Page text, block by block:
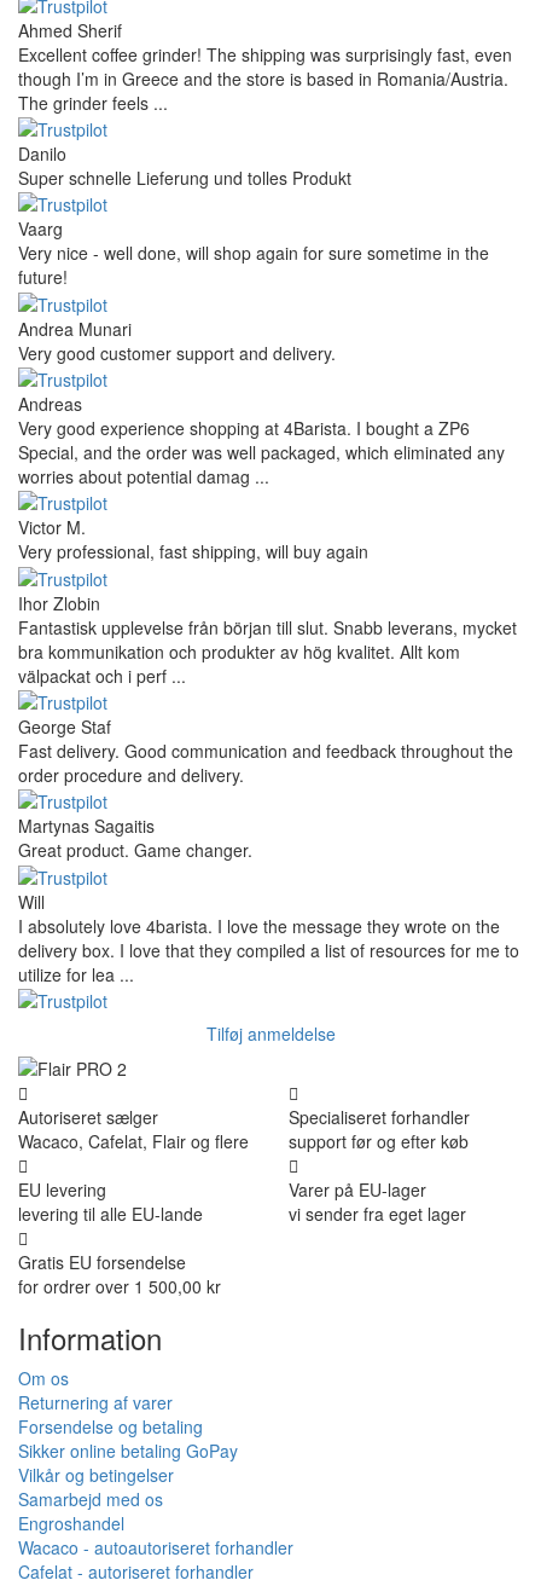
Ahmed Sherif
Excellent coffee grinder! The shipping was surprisingly fast, even
though I’m in Greece and the store is based in Romania/Austria.
The grinder feels ...
Danilo
Super schnelle Lieferung und tolles Produkt
Vaarg
Very nice - well done, will shop again for sure sometime in the
future!
Andrea Munari
Very good customer support and delivery.
Andreas
Very good experience shopping at 4Barista. I bought a ZP6
Special, and the order was well packaged, which eliminated any
worries about potential damag ...
Victor M.
Very professional, fast shipping, will buy again
Ihor Zlobin
Fantastisk upplevelse från början till slut. Snabb leverans, mycket
bra kommunikation och produkter av hög kvalitet. Allt kom
välpackat och i perf ...
George Staf
Fast delivery. Good communication and feedback throughout the
order procedure and delivery.
Martynas Sagaitis
Great product. Game changer.
Will
I absolutely love 4barista. I love the message they wrote on the
delivery box. I love that they compiled a list of resources for me to
utilize for lea ...
Tilføj anmeldelse
Autoriseret sælger
Wacaco, Cafelat, Flair og flere
Specialiseret forhandler
support før og efter køb
EU levering
levering til alle EU-lande
Varer på EU-lager
vi sender fra eget lager
Gratis EU forsendelse
for ordrer over 1 500,00 kr
Information
Om os
Returnering af varer
Forsendelse og betaling
Sikker online betaling GoPay
Vilkår og betingelser
Samarbejd med os
Engroshandel
Wacaco - autoautoriseret forhandler
Cafelat - autoriseret forhandler